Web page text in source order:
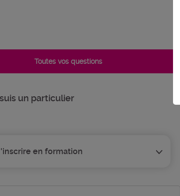
Toutes vos questions
un particulier
en formation